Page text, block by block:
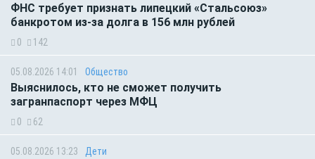
ФНС требует признать липецкий «Стальсоюз»
банкротом из-за долга в 156 млн рублей
0 142
05.08.2026 14:01 Общество
Выяснилось, кто не сможет получить
загранпаспорт через МФЦ
0 62
05.08.2026 13:23 Дети